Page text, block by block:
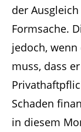
der
Formsache.
jedoch,
muss, dass
Schaden
in diesem